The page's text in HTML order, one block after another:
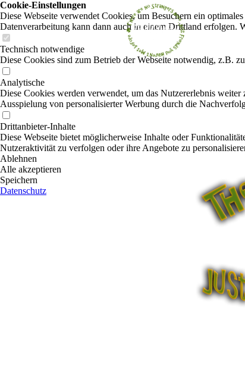
Cookie-Einstellungen
Diese Webseite verwendet Cookies, um Besuchern ein
Datenverarbeitung kann dann auch in einem Drittland erfolgen.
Technisch notwendige
Diese Cookies sind zum Betrieb der Webseite notwendig, z.B.
Analytische
Diese Cookies werden verwendet, um das Nutzererlebnis
Ausspielung von personalisierter Werbung durch die
Drittanbieter-Inhalte
Diese Webseite bietet möglicherweise Inhalte oder
Nutzeraktivität zu verfolgen oder ihre Angebote zu
Ablehnen
Alle akzeptieren
Speichern
Datenschutz